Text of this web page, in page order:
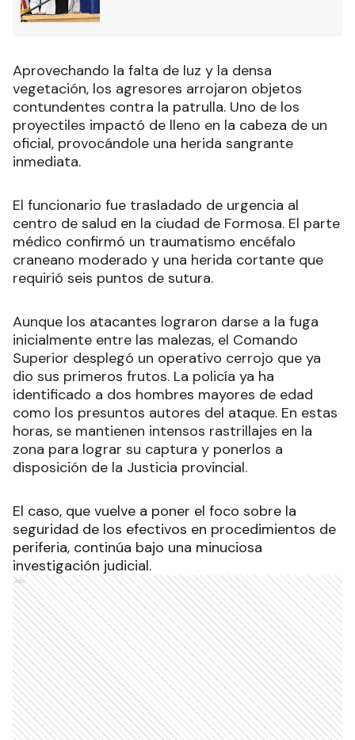
Aprovechando la falta de luz y la densa
vegetación, los agresores arrojaron objetos
contundentes contra la patrulla. Uno de los
proyectiles impactó de lleno en la cabeza de un
oficial, provocándole una herida sangrante
inmediata.
El funcionario fue trasladado de urgencia al
centro de salud en la ciudad de Formosa. El parte
médico confirmó un traumatismo encéfalo
craneano moderado y una herida cortante que
requirió seis puntos de sutura.
Aunque los atacantes lograron darse a la fuga
inicialmente entre las malezas, el Comando
Superior desplegó un operativo cerrojo que ya
dio sus primeros frutos. La policía ya ha
identificado a dos hombres mayores de edad
como los presuntos autores del ataque. En estas
horas, se mantienen intensos rastrillajes en la
zona para lograr su captura y ponerlos a
disposición de la Justicia provincial.
El caso, que vuelve a poner el foco sobre la
seguridad de los efectivos en procedimientos de
periferia, continúa bajo una minuciosa
investigación judicial.
Ads